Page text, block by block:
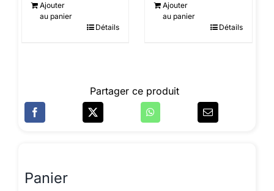
Ajouter
au panier
Détails
Ajouter
au panier
Détails
Partager ce produit
Panier